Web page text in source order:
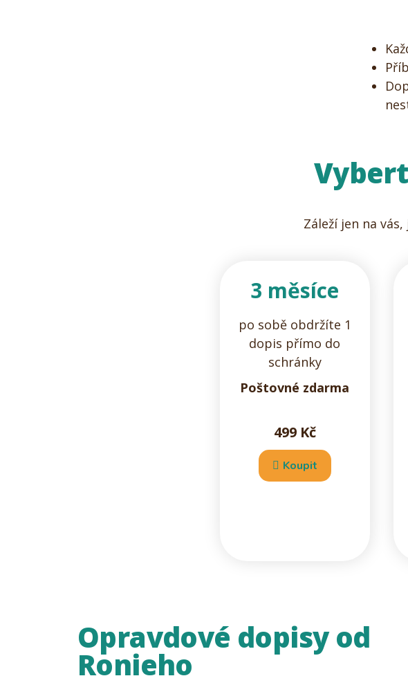
Záleží jen na
3 měsíce
po sobě obdržíte 1
dopis přímo do
schránky
Poštovné zdarma
499 Kč
Koupit
Opravdové dopisy od
Ronieho